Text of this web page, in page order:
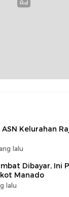
Kelurahan
lalu
Dibayar, Ini
Manado
lalu